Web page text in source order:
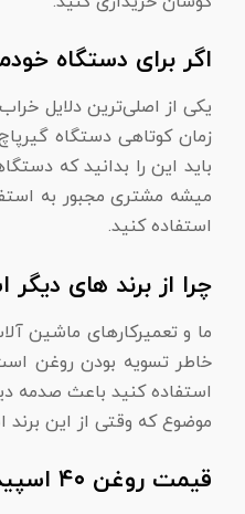
اگر برای دستگاه
میشه مشتری مجبور به
استفاده کنید.
چرا از برند های دیگر
ما و تعمیرکار‌های ماشین
خاطر تسویه بودن روغن
استفاده کنید باعث صدمه
موضوع که وقتی از این
قیمت روغن ۴۰ اسپیدی